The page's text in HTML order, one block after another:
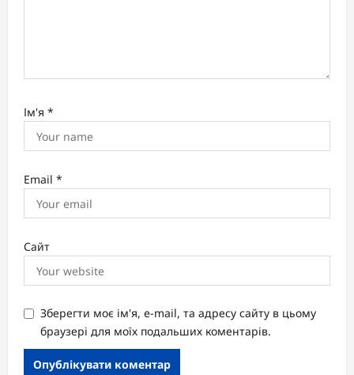
Ім'я *
Email *
Сайт
Зберегти моє ім'я, e-mail, та адресу сайту в цьому
браузері для моїх подальших коментарів.